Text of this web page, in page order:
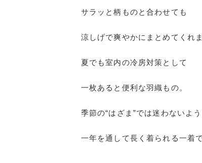
サラッと柄ものと合わせても
涼しげで爽やかにまとめてくれま
夏でも室内の冷房対策として
一枚あると便利な羽織もの。
季節の“はざま”では迷わないよう
一年を通して長く着られる一着で